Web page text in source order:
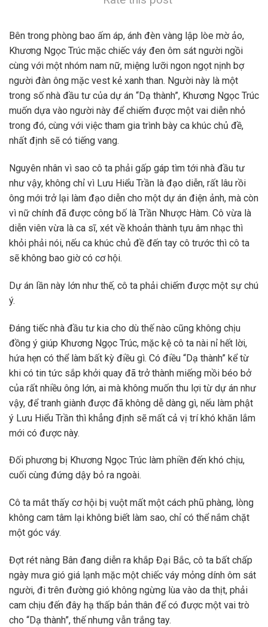
Bên trong phòng bao ấm áp, ánh đèn vàng lập lòe mờ ảo,
Khương Ngọc Trúc mặc chiếc váy đen ôm sát người ngồi
cùng với một nhóm nam nữ, miệng lưỡi ngon ngọt nịnh bợ
người đàn ông mặc vest kẻ xanh than. Người này là một
trong số nhà đầu tư của dự án “Dạ thành”, Khương Ngọc Trúc
muốn dựa vào người này để chiếm được một vai diễn nhỏ
trong đó, cùng với việc tham gia trình bày ca khúc chủ đề,
nhất định sẽ có tiếng vang.
Nguyên nhân vì sao cô ta phải gấp gáp tìm tới nhà đầu tư
như vậy, không chỉ vì Lưu Hiểu Trần là đạo diễn, rất lâu rồi
ông mới trở lại làm đạo diễn cho một dự án điện ảnh, mà còn
vì nữ chính đã được công bố là Trần Nhược Hàm. Cô vừa là
diễn viên vừa là ca sĩ, xét về khoản thành tựu âm nhạc thì
khỏi phải nói, nếu ca khúc chủ đề đến tay cô trước thì cô ta
sẽ không bao giờ có cơ hội.
Dự án lần này lớn như thế, cô ta phải chiếm được một sự chú
ý.
Đáng tiếc nhà đầu tư kia cho dù thế nào cũng không chịu
đồng ý giúp Khương Ngọc Trúc, mặc kệ cô ta nài nỉ hết lời,
hứa hẹn có thể làm bất kỳ điều gì. Có điều “Dạ thành” kể từ
khi có tin tức sắp khởi quay đã trở thành miếng mồi béo bở
của rất nhiều ông lớn, ai mà không muốn thu lợi từ dự án như
vậy, để tranh giành được đã không dễ dàng gì, nếu làm phật
ý Lưu Hiểu Trần thì khẳng định sẽ mất cả vị trí khó khăn lắm
mới có được này.
Đối phương bị Khương Ngọc Trúc làm phiền đến khó chịu,
cuối cùng đứng dậy bỏ ra ngoài.
Cô ta mắt thấy cơ hội bị vuột mất một cách phũ phàng, lòng
không cam tâm lại không biết làm sao, chỉ có thể nắm chặt
một góc váy.
Đợt rét nàng Bân đang diễn ra khắp Đại Bắc, cô ta bất chấp
ngày mưa gió giá lạnh mặc một chiếc váy mỏng dính ôm sát
người, đi trên đường gió không ngừng lùa vào da thịt, phải
cam chịu đến đây hạ thấp bản thân để có được một vai trò
cho “Dạ thành”, thế nhưng vẫn trắng tay.